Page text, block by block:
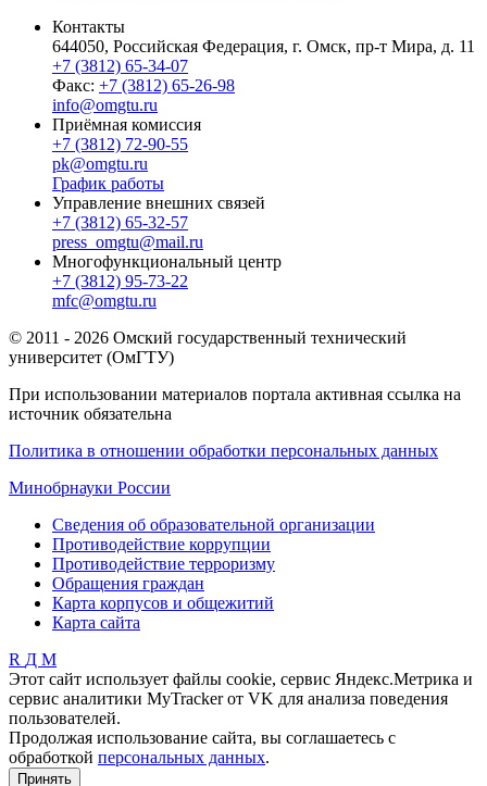
Контакты
644050, Российская Федерация, г. Омск, пр-т Мира, д. 11
+7 (3812) 65-34-07
Факс: +7 (3812) 65-26-98
info@omgtu.ru
Приёмная комиссия
+7 (3812) 72-90-55
pk@omgtu.ru
График работы
Управление внешних связей
+7 (3812) 65-32-57
press_omgtu@mail.ru
Многофункциональный центр
+7 (3812) 95-73-22
mfc@omgtu.ru
© 2011 - 2026 Омский государственный технический
университет (ОмГТУ)
При использовании материалов портала активная ссылка на
источник обязательна
Политика в отношении обработки персональных данных
Минобрнауки России
Сведения об образовательной организации
Противодействие коррупции
Противодействие терроризму
Обращения граждан
Карта корпусов и общежитий
Карта сайта
R Д М
Этот сайт использует файлы cookie, сервис Яндекс.Метрика и
сервис аналитики MyTracker от VK для анализа поведения
пользователей.
Продолжая использование сайта, вы соглашаетесь с
обработкой персональных данных.
Принять